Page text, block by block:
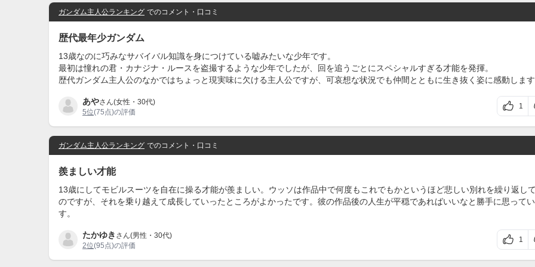
ガンダム主人公ランキング でのコメント・口コミ
歴代最年少ガンダム
13歳なのに巧みなサバイバル知識を身につけている嘘みたいな少年です。
最初は憧れの君・カナジナ・ルースを盗撮するような少年でしたが、回を追うごとにスペシャルすぎる才能を発揮。
歴代ガンダム主人公のなかではちょっと現実味に欠ける主人公ですが、可哀想な状況でも仲間とともに生き抜く姿に感動します
あやさん(女性・30代)
5位(75点)の評価
1
ガンダム主人公ランキング でのコメント・口コミ
羨ましい才能
13歳にしてモビルスーツを自在に操る才能が羨ましい。ウッソは作品中で何度もこれでもかというほど悲しい別れを繰り返し
のですが、それを乗り越えて成長していったところがよかったです。彼の作品後の人生が平穏であればいいなと勝手に思ってい
す。
たかゆき さん(男性・30代)
2位(95点)の評価
1